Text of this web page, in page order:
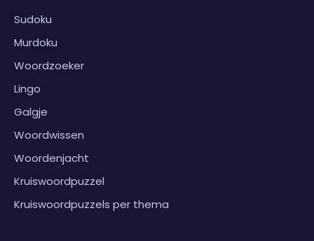
Sudoku
Murdoku
Woordzoeker
Lingo
Galgje
Woordwissen
Woordenjacht
Kruiswoordpuzzel
Kruiswoordpuzzels per thema